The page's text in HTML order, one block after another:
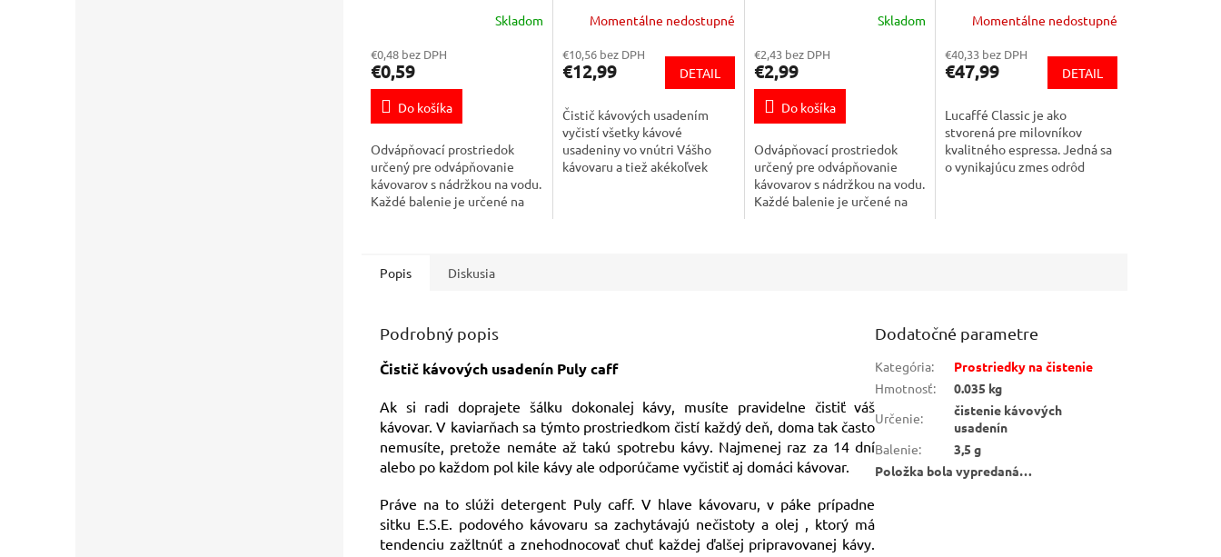
Skladom
€0,48 bez DPH
€0,59
Do košíka
Odvápňovací prostriedok
určený pre odvápňovanie
kávovarov s nádržkou na vodu.
Každé balenie je určené na
Momentálne nedostupné
€10,56 bez DPH
€12,99 DETAIL
Čistič kávových usadením
vyčistí všetky kávové
usadeniny vo vnútri Vášho
kávovaru a tiež akékoľvek
Skladom
€2,43 bez DPH
€2,99
Do košíka
Odvápňovací prostriedok
určený pre odvápňovanie
kávovarov s nádržkou na vodu.
Každé balenie je určené na
Momentálne nedostupné
€40,33 bez DPH
€47,99 DETAIL
Lucaffé Classic je ako
stvorená pre milovníkov
kvalitného espressa. Jedná sa
o vynikajúcu zmes odrôd
Popis Diskusia
Podrobný popis
Čistič kávových usadenín Puly caff
Ak si radi doprajete šálku dokonalej kávy, musíte pravidelne čistiť váš
kávovar. V kaviarňach sa týmto prostriedkom čistí každý deň, doma tak často
nemusíte, pretože nemáte až takú spotrebu kávy. Najmenej raz za 14 dní
alebo po každom pol kile kávy ale odporúčame vyčistiť aj domáci kávovar.
Práve na to slúži detergent Puly caff. V hlave kávovaru, v páke prípadne
sitku E.S.E. podového kávovaru sa zachytávajú nečistoty a olej , ktorý má
tendenciu zažltnúť a znehodnocovať chuť každej ďalšej pripravovanej kávy.
Dodatočné parametre
Kategória:
Prostriedky na čistenie
Hmotnosť:
0.035 kg
Určenie:
čistenie kávových
usadenín
Balenie:
3,5 g
Položka bola vypredaná…